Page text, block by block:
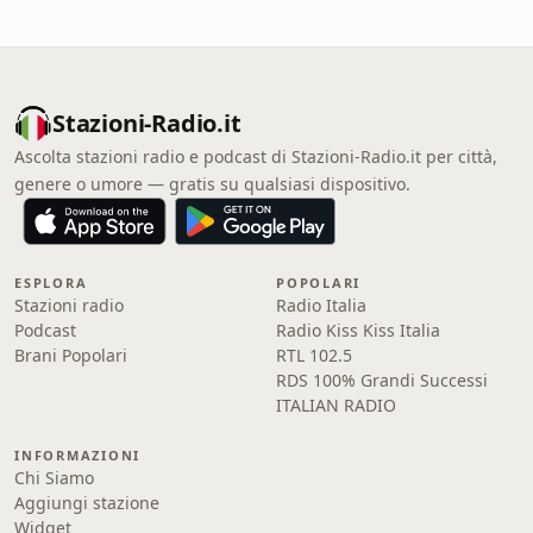
Stazioni-Radio.it
Ascolta stazioni radio e podcast di Stazioni-Radio.it per città,
genere o umore — gratis su qualsiasi dispositivo.
ESPLORA
Stazioni radio
Podcast
Brani Popolari
POPOLARI
Radio Italia
Radio Kiss Kiss Italia
RTL 102.5
RDS 100% Grandi Successi
ITALIAN RADIO
INFORMAZIONI
Chi Siamo
Aggiungi stazione
Widget